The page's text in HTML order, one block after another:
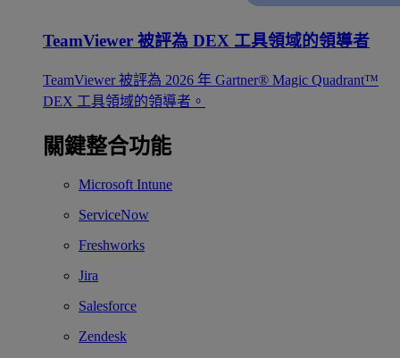
TeamViewer 被評為 DEX 工具領域的領導者
TeamViewer 被評為 2026 年 Gartner® Magic Quadrant™
DEX 工具領域的領導者。
關鍵整合功能
Microsoft Intune
ServiceNow
Freshworks
Jira
Salesforce
Zendesk